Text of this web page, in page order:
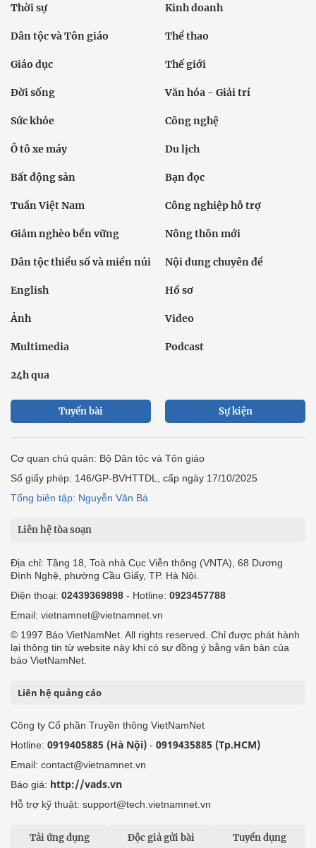
Thời sự Kinh doanh
Dân tộc và Tôn giáo Thể thao
Giáo dục Thế giới
Đời sống Văn hóa - Giải trí
Sức khỏe Công nghệ
Ô tô xe máy Du lịch
Bất động sản Bạn đọc
Tuần Việt Nam Công nghiệp hỗ trợ
Giảm nghèo bền vững Nông thôn mới
Dân tộc thiểu số và miền núi Nội dung chuyên đề
English Hồ sơ
Ảnh Video
Multimedia Podcast
24h qua
Tuyến bài Sự kiện
Cơ quan chủ quản: Bộ Dân tộc và Tôn giáo
Số giấy phép: 146/GP-BVHTTDL, cấp ngày 17/10/2025
Tổng biên tập: Nguyễn Văn Bá
Liên hệ tòa soạn
Địa chỉ: Tầng 18, Toà nhà Cục Viễn thông (VNTA), 68 Dương
Đình Nghệ, phường Cầu Giấy, TP. Hà Nội.
Điện thoại: 02439369898 - Hotline: 0923457788
Email: vietnamnet@vietnamnet.vn
© 1997 Báo VietNamNet. All rights reserved. Chỉ được phát hành
lại thông tin từ website này khi có sự đồng ý bằng văn bản của
báo VietNamNet.
Liên hệ quảng cáo
Công ty Cổ phần Truyền thông VietNamNet
Hotline: 0919405885 (Hà Nội) - 0919435885 (Tp.HCM)
Email: contact@vietnamnet.vn
Báo giá: http://vads.vn
Hỗ trợ kỹ thuật: support@tech.vietnamnet.vn
Tải ứng dụng Độc giả gửi bài Tuyển dụng